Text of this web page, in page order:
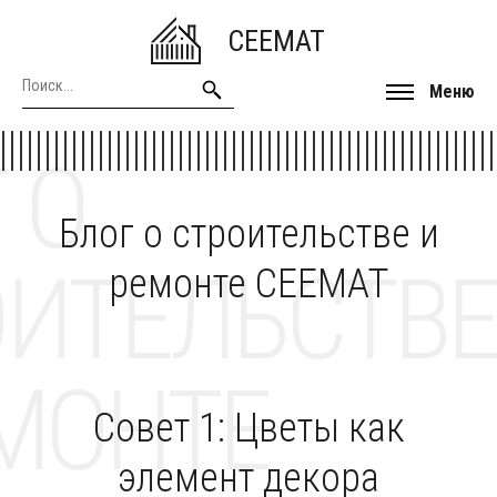
CEEMAT
Меню
Блог о строительстве и
ремонте CEEMAT
О
Совет 1: Цветы как
элемент декора